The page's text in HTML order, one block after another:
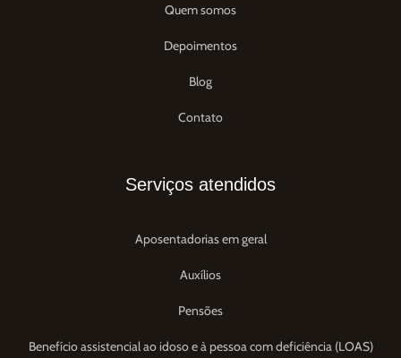
Quem somos
Depoimentos
Blog
Contato
Serviços atendidos
Aposentadorias em geral
Auxílios
Pensões
Benefício assistencial ao idoso e à pessoa com deficiência (LOAS)